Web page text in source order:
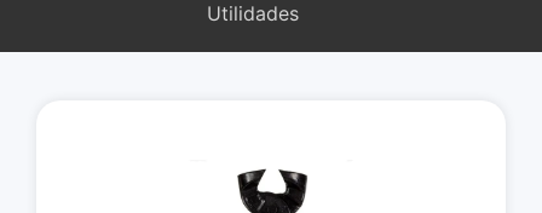
Utilidades